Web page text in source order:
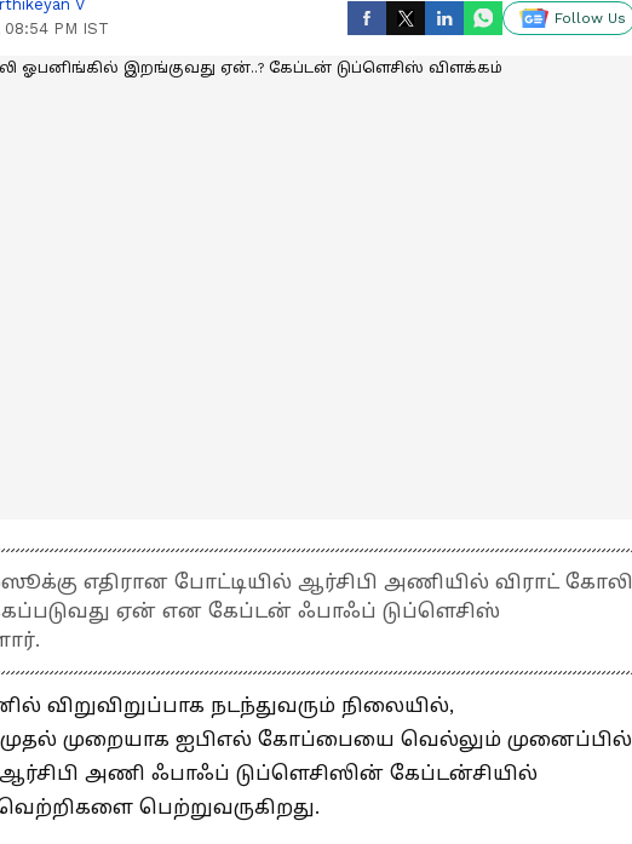
V
PM IST
Follow Us
எதிரான போட்டியில் ஆர்சிபி அணியில் விராட் கோலி
ஏன் என கேப்டன் ஃபாஃப் டுப்ளெசிஸ்
விறுவிறுப்பாக நடந்துவரும் நிலையில்,
முறையாக ஐபிஎல் கோப்பையை வெல்லும் முனைப்பில்
அணி ஃபாஃப் டுப்ளெசிஸின் கேப்டன்சியில்
பெற்றுவருகிறது.